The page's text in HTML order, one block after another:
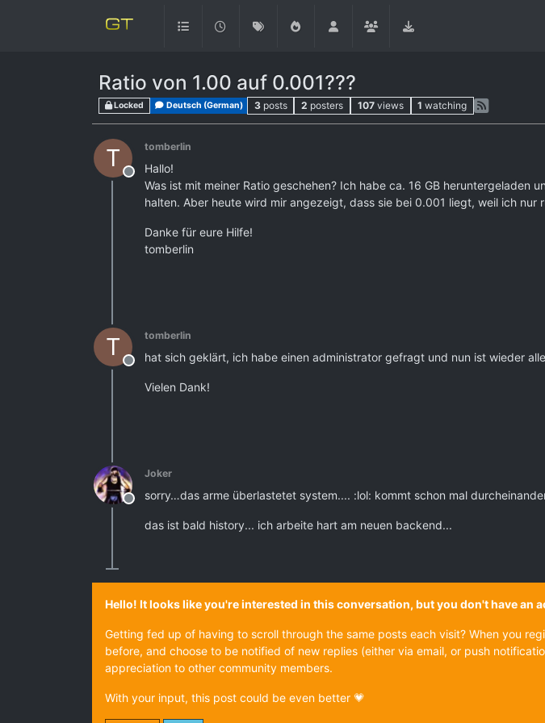
Ratio von 1.00 auf 0.001???
Locked Deutsch (German) 3 posts 2 posters 107 views 1 watching
T
Offline
tomberlin
Hallo!
Was ist mit meiner Ratio geschehen? Ich habe ca. 16 GB heruntergeladen
halten. Aber heute wird mir angezeigt, dass sie bei 0.001 liegt, weil ich
Danke für eure Hilfe!
tomberlin
T
Offline
tomberlin
hat sich geklärt, ich habe einen administrator gefragt und nun ist wieder
Vielen Dank!
Offline
Joker
sorry…das arme überlastetet system.... :lol: kommt schon mal
das ist bald history... ich arbeite hart am neuen backend...
Hello! It looks like you're interested in this conversation, but you don't have an
Getting fed up of having to scroll through the same posts each visit? When you
before, and choose to be notified of new replies (either via email, or push
appreciation to other community members.
With your input, this post could be even better 💗